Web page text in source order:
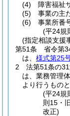
(4)
障害福祉
(5)
事業の主
(6)
事業所番
(平24規
(指定相談支援
第51条
省令第
は、 様式第25
2
法第51条の
は、業務管理
より行うものと
(平24規
則15・
改正)